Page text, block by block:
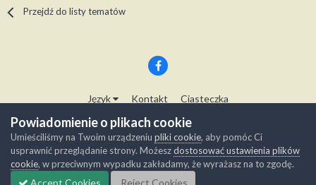
Przejdź do listy tematów
Język Kontakt Ciasteczka
Copyright © Modelwork.pl
Powered by Invision Community
Powiadomienie o plikach cookie
Umieściliśmy na Twoim urządzeniu pliki cookie, aby pomóc Ci
usprawnić przeglądanie strony. Możeszdostosować ustawienia plików
cookie, w przeciwnym wypadku zakładamy, że wyrażasz na to zgodę.
Accept Cookies Reject Cookies